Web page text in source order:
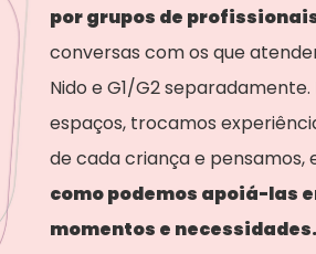
por grupos de
conversas com os que
Nido e G1/G2 separadamente.
espaços, trocamos
de cada criança e pensamos,
como podemos apoiá-las
momentos e necessidades.